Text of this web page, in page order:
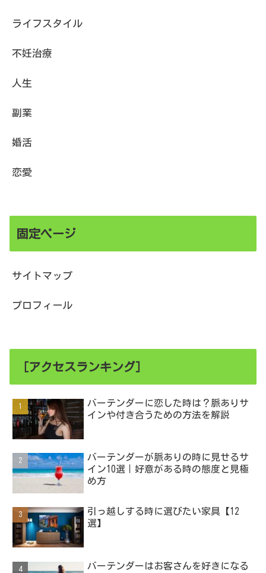
ライフスタイル
不妊治療
人生
副業
婚活
恋愛
固定ページ
サイトマップ
プロフィール
［アクセスランキング］
バーテンダーに恋した時は？脈ありサ
インや付き合うための方法を解説
バーテンダーが脈ありの時に見せるサ
イン10選｜好意がある時の態度と見極
め方
引っ越しする時に選びたい家具【12
選】
バーテンダーはお客さんを好きになる